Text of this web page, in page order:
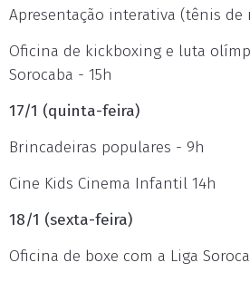
Apresentação interativa (tênis de
Oficina de kickboxing e luta
Sorocaba - 15h
17/1 (quinta-feira)
Brincadeiras populares - 9h
Cine Kids Cinema Infantil 14h
18/1 (sexta-feira)
Oficina de boxe com a Liga